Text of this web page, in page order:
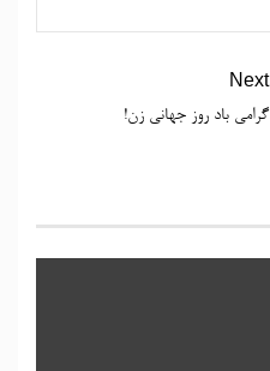
Next
گرامی باد روز جهانی زن!